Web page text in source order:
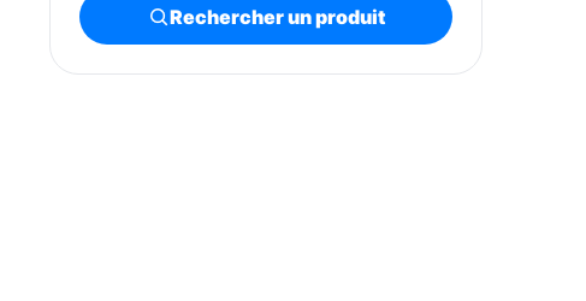
Rechercher un produit